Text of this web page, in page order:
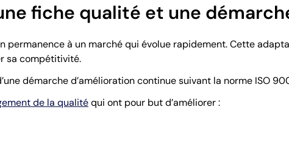
fiche qualité et une
permanence à un marché qui évolue rapidement. Cette
sa compétitivité.
démarche d’amélioration continue suivant la norme ISO
de la qualitéqui ont pour but d’améliorer :